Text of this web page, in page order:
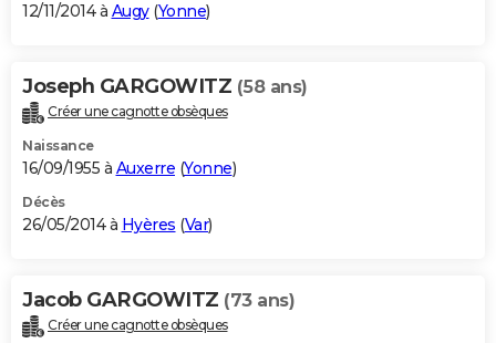
12/11/2014 à Augy(Yonne)
Joseph GARGOWITZ (58 ans)
Créer une cagnotte obsèques
Naissance
16/09/1955 à Auxerre (Yonne)
Décès
26/05/2014 à Hyères (Var)
Jacob GARGOWITZ (73 ans)
Créer une cagnotte obsèques